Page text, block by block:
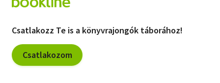
Csatlakozz Te is a könyvrajongók táborához!
Csatlakozom